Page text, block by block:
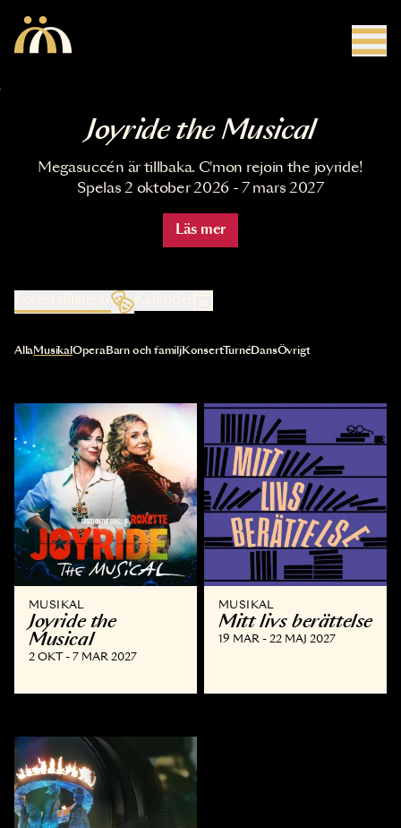
Joyride the Musical
Megasuccén är tillbaka. C'mon rejoin the joyride!
Spelas 2 oktober 2026 - 7 mars 2027
Läs mer
Kalender
Val av kategori uppdaterar innehållet automatiskt
AllaMusikal OperaBarn och familjKonsertTurnéDansÖvrigt
MUSIKAL
Joyride the
Musical
2 OKT - 7 MAR 2027
MUSIKAL
Mitt livs berättelse
19 MAR - 22 MAJ 2027